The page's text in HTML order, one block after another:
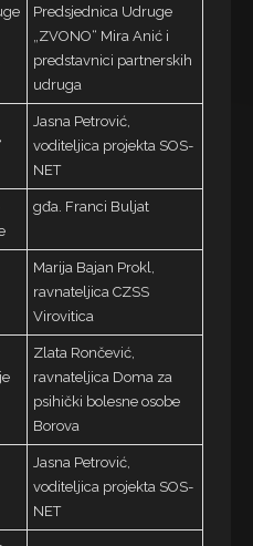
Predsjednica Udruge
„ZVONO“ Mira Anić i
predstavnici partnerskih
udruga
Jasna Petrović,
voditeljica projekta SOS-
NET
gđa. Franci Buljat
Marija Bajan Prokl,
ravnateljica CZSS
Virovitica
Zlata Rončević,
ravnateljica Doma za
psihički bolesne osobe
Borova
Jasna Petrović,
voditeljica projekta SOS-
NET